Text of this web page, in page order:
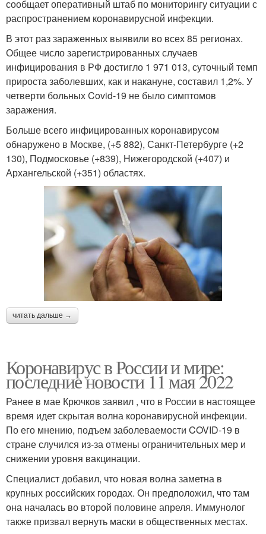
сообщает оперативный штаб по мониторингу ситуации с
распространением коронавирусной инфекции.
В этот раз зараженных выявили во всех 85 регионах.
Общее число зарегистрированных случаев
инфицирования в РФ достигло 1 971 013, суточный темп
прироста заболевших, как и накануне, составил 1,2%. У
четверти больных Covid-19 не было симптомов
заражения.
Больше всего инфицированных коронавирусом
обнаружено в Москве, (+5 882), Санкт-Петербурге (+2
130), Подмосковье (+839), Нижегородской (+407) и
Архангельской (+351) областях.
читать дальше →
Коронавирус в России и мире:
последние новости 11 мая 2022
Ранее в мае Крючков заявил , что в России в настоящее
время идет скрытая волна коронавирусной инфекции.
По его мнению, подъем заболеваемости COVID-19 в
стране случился из-за отмены ограничительных мер и
снижении уровня вакцинации.
Специалист добавил, что новая волна заметна в
крупных российских городах. Он предположил, что там
она началась во второй половине апреля. Иммунолог
также призвал вернуть маски в общественных местах.